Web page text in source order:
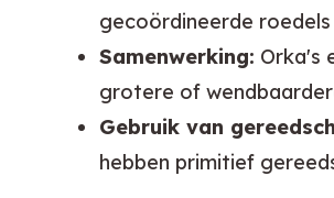
gecoördineerde
Samenwerking: Orka's
grotere of
Gebruik van
hebben primitief